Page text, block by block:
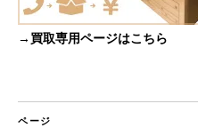
→買取専用ページはこちら
ページ